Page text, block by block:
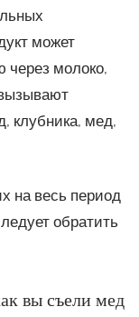
может
через молоко,
клубника, мед,
на весь период
обратить
вы съели мед